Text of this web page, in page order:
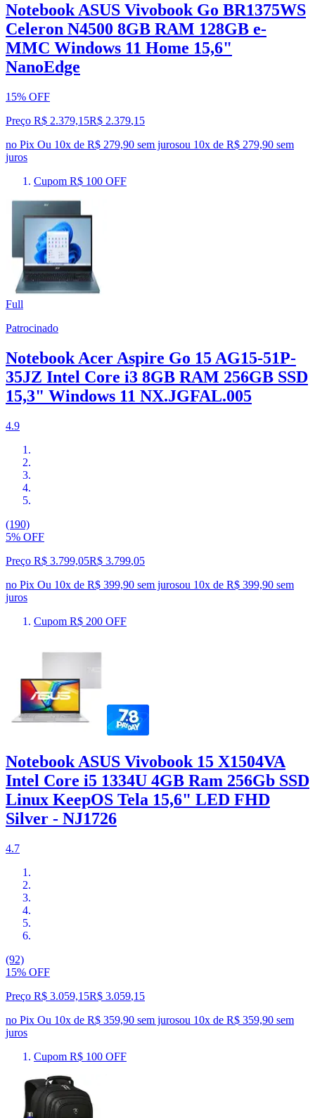
Notebook ASUS Vivobook Go BR1375WS
Celeron N4500 8GB RAM 128GB e-
MMC Windows 11 Home 15,6"
NanoEdge
15% OFF
Preço R$ 2.379,15R$ 2.379,15
no Pix Ou 10x de R$ 279,90 sem jurosou 10x de R$ 279,90 sem
juros
Cupom R$ 100 OFF
Full
Patrocinado
Notebook Acer Aspire Go 15 AG15-51P-
35JZ Intel Core i3 8GB RAM 256GB SSD
15,3" Windows 11 NX.JGFAL.005
4.9
(190)
5% OFF
Preço R$ 3.799,05R$ 3.799,05
no Pix Ou 10x de R$ 399,90 sem jurosou 10x de R$ 399,90 sem
juros
Cupom R$ 200 OFF
Notebook ASUS Vivobook 15 X1504VA
Intel Core i5 1334U 4GB Ram 256Gb SSD
Linux KeepOS Tela 15,6" LED FHD
Silver - NJ1726
4.7
(92)
15% OFF
Preço R$ 3.059,15R$ 3.059,15
no Pix Ou 10x de R$ 359,90 sem jurosou 10x de R$ 359,90 sem
juros
Cupom R$ 100 OFF